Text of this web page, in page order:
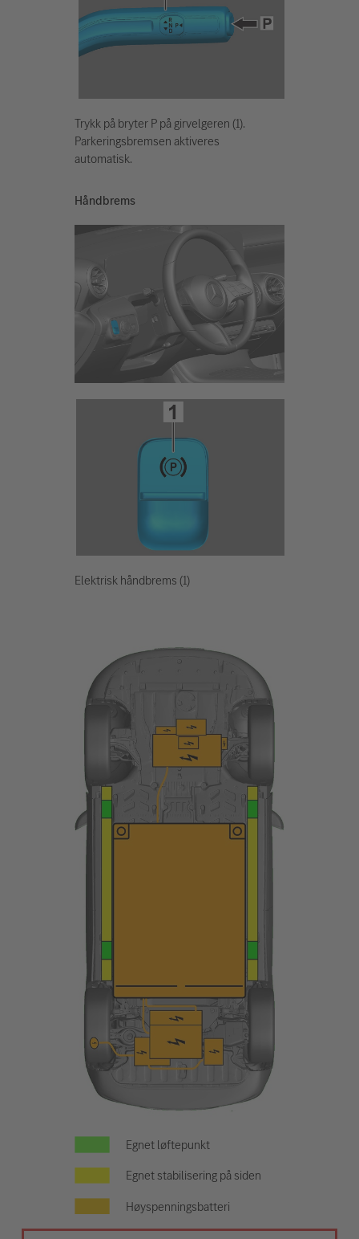
Trykk på bryter P på girvelgeren (1).
Parkeringsbremsen aktiveres
automatisk.
Håndbrems
Elektrisk håndbrems (1)
Egnet løftepunkt
Egnet stabilisering på siden
Høyspenningsbatteri